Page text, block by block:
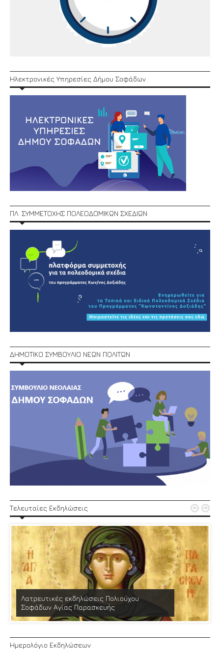
Ηλεκτρονικές Υπηρεσίες Δήμου Σοφάδων
ΠΛ. ΣΥΜΜΕΤΟΧΗΣ ΠΟΛΕΟΔΟΜΙΚΩΝ ΣΧΕΔΙΩΝ
ΔΗΜΟΤΙΚΟ ΣΥΜΒΟΥΛΙΟ ΝΕΩΝ ΠΟΛΙΤΩΝ
Τελευταίες Εκδηλώσεις
Λατρευτικές εκδηλώσεις Πολιούχου
Σοφάδων Αγίας Παρασκευής
 
Ημερολόγιο Εκδηλώσεων